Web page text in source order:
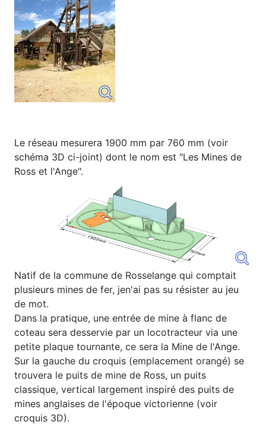
Le réseau mesurera 1900 mm par 760 mm (voir
schéma 3D ci-joint) dont le nom est "Les Mines de
Ross et l'Ange".
Natif de la commune de Rosselange qui comptait
plusieurs mines de fer, jen'ai pas su résister au jeu
de mot.
Dans la pratique, une entrée de mine à flanc de
coteau sera desservie par un locotracteur via une
petite plaque tournante, ce sera la Mine de l'Ange.
Sur la gauche du croquis (emplacement orangé) se
trouvera le puits de mine de Ross, un puits
classique, vertical largement inspiré des puits de
mines anglaises de l'époque victorienne (voir
croquis 3D).